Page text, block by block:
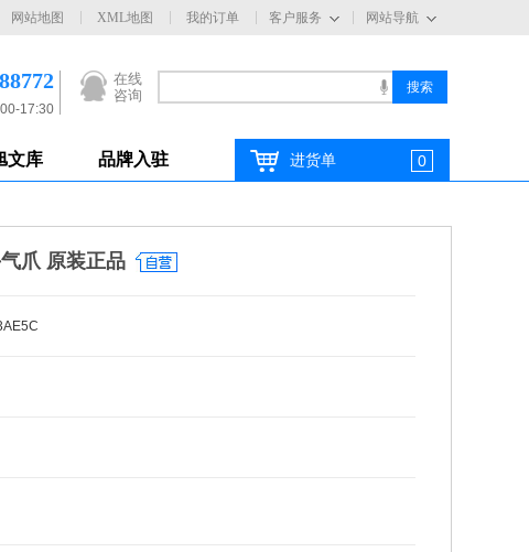
网站导航
客户服务
网站地图 XML地图 我的订单
在线
咨询
17:30
文库 品牌入驻 进货单 0
爪 原装正品